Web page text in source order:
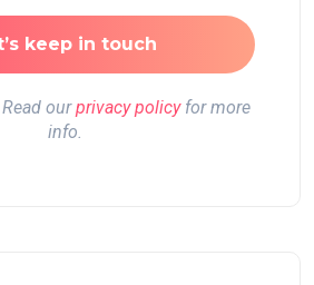
ourprivacy policyfor more
info.